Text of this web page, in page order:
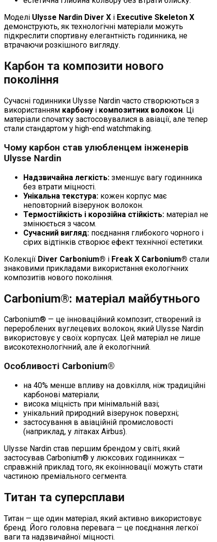
Моделі Ulysse Nardin Diver X і Executive Skeleton X
демонструють, як технологічні матеріали можуть
підкреслити спортивну елегантність годинника, не
втрачаючи розкішного вигляду.
Карбон та композити нового
покоління
Сучасні годинники Ulysse Nardin часто створюються з
використанням карбону і композитних волокон. Ці
матеріали спочатку застосовувалися в авіації, але тепер
стали стандартом у high-end watchmaking.
Чому карбон став улюбленцем інженерів
Ulysse Nardin
Надзвичайна легкість: зменшує вагу годинника
без втрати міцності.
Унікальна текстура: кожен корпус має
неповторний візерунок волокон.
Термостійкість і корозійна стійкість: матеріал не
змінюється з часом.
Сучасний вигляд: поєднання глибокого чорного і
сірих відтінків створює ефект технічної естетики.
Колекції Diver Carbonium® і Freak X Carbonium® стали
знаковими прикладами використання екологічних
композитів нового покоління.
Carbonium®: матеріал майбутнього
Carbonium® — це інноваційний композит, створений із
перероблених вуглецевих волокон, який Ulysse Nardin
використовує у своїх корпусах. Цей матеріал не лише
високотехнологічний, але й екологічний.
Особливості Carbonium®
на 40% менше впливу на довкілля, ніж традиційні
карбонові матеріали;
висока міцність при мінімальній вазі;
унікальний природний візерунок поверхні;
застосування в авіаційній промисловості
(наприклад, у літаках Airbus).
Ulysse Nardin став першим брендом у світі, який
застосував Carbonium® у люксових годинниках —
справжній приклад того, як екоінновації можуть стати
частиною преміального сегмента.
Титан та суперсплави
Титан — ще один матеріал, який активно використовує
бренд. Його головна перевага — це поєднання легкої
ваги та надзвичайної міцності.